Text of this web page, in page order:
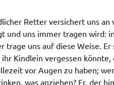
Retter versichert uns
und uns immer tragen wird:
trage uns auf diese Weise.
Kindlein vergessen
vor Augen zu haben;
was anziehen? Er, der